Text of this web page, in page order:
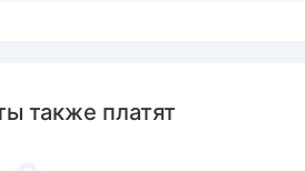
также платят